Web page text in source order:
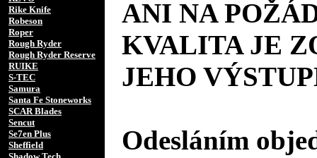
Rike Knife
Robeson
Roper
Rough Ryder
Rough Ryder Reserve
RUIKE
S-TEC
Samura
Santa Fe Stoneworks
SCAR Blades
Sencut
Se7en Plus
Sheffield
ANI NA
KVALITA JE
JEHO
Odesláním